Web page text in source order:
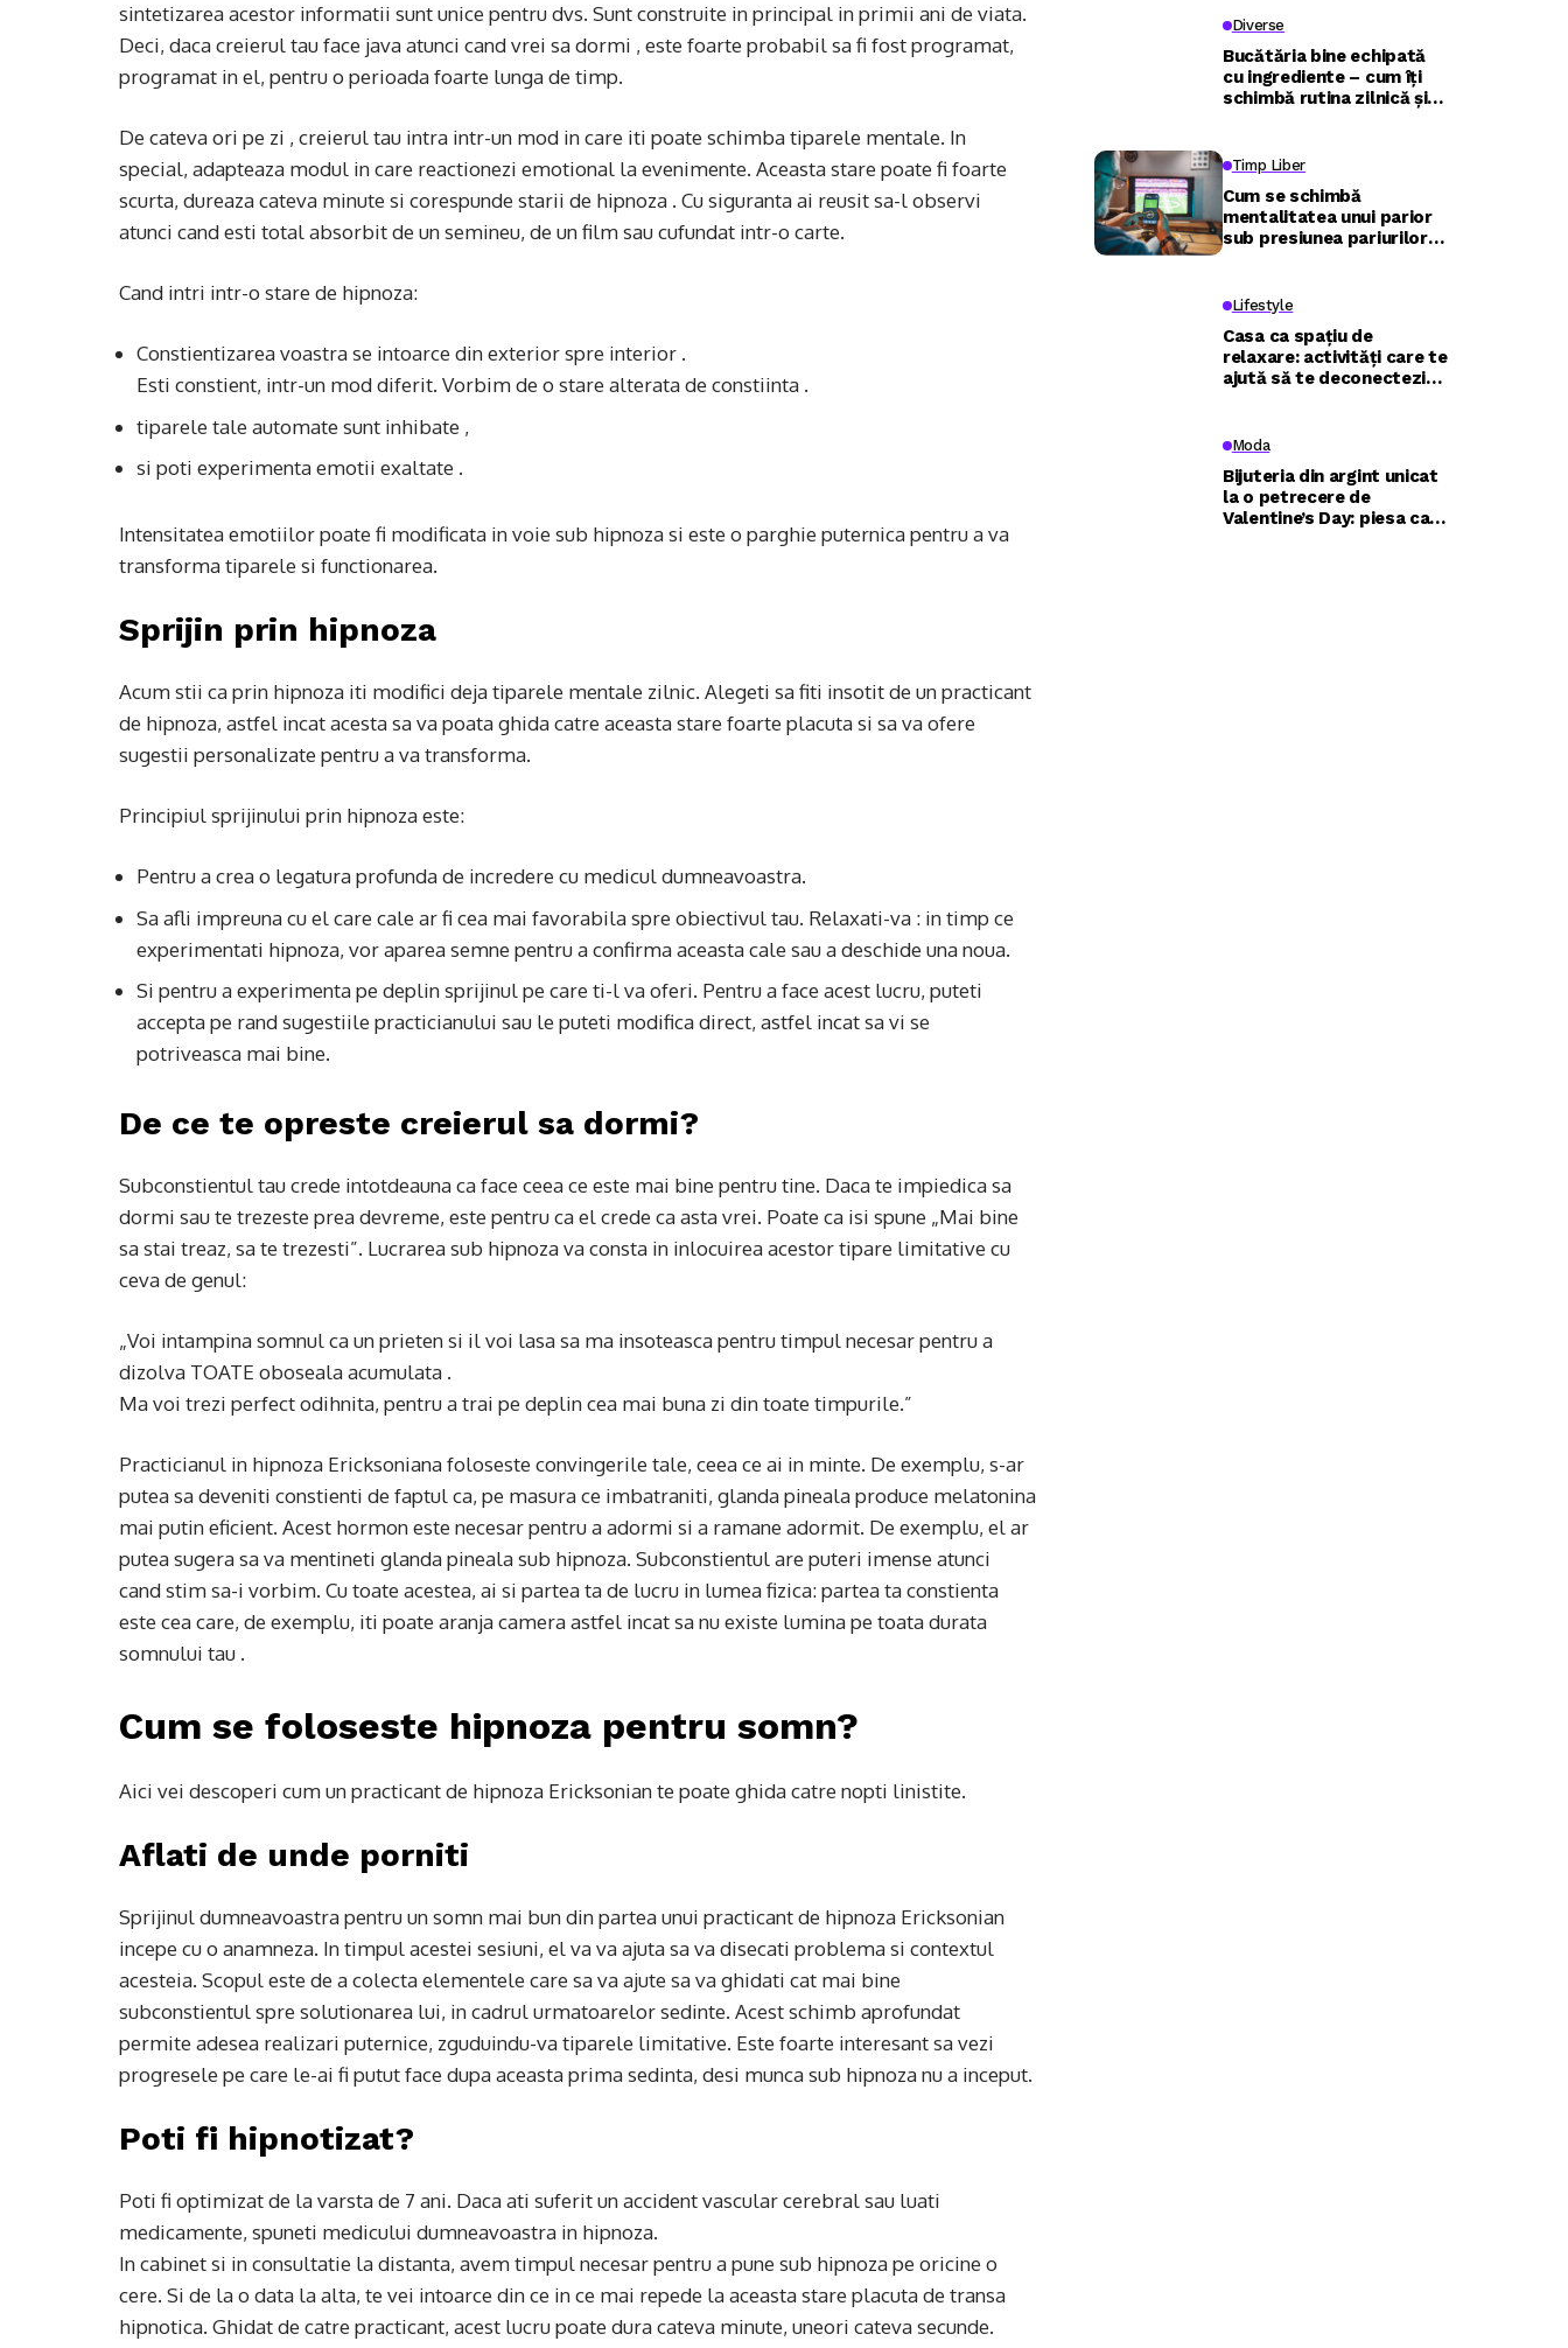
sintetizarea acestor informatii sunt unice pentru dvs. Sunt construite in principal in primii ani de viata.
Deci, daca creierul tau face java atunci cand vrei sa dormi , este foarte probabil sa fi fost programat,
programat in el, pentru o perioada foarte lunga de timp.
De cateva ori pe zi , creierul tau intra intr-un mod in care iti poate schimba tiparele mentale. In
special, adapteaza modul in care reactionezi emotional la evenimente. Aceasta stare poate fi foarte
scurta, dureaza cateva minute si corespunde starii de hipnoza . Cu siguranta ai reusit sa-l observi
atunci cand esti total absorbit de un semineu, de un film sau cufundat intr-o carte.
Cand intri intr-o stare de hipnoza:
Constientizarea voastra se intoarce din exterior spre interior .
Esti constient, intr-un mod diferit. Vorbim de o stare alterata de constiinta .
tiparele tale automate sunt inhibate ,
si poti experimenta emotii exaltate .
Intensitatea emotiilor poate fi modificata in voie sub hipnoza si este o parghie puternica pentru a va
transforma tiparele si functionarea.
Sprijin prin hipnoza
Acum stii ca prin hipnoza iti modifici deja tiparele mentale zilnic. Alegeti sa fiti insotit de un practicant
de hipnoza, astfel incat acesta sa va poata ghida catre aceasta stare foarte placuta si sa va ofere
sugestii personalizate pentru a va transforma.
Principiul sprijinului prin hipnoza este:
Pentru a crea o legatura profunda de incredere cu medicul dumneavoastra.
Sa afli impreuna cu el care cale ar fi cea mai favorabila spre obiectivul tau. Relaxati-va : in timp ce
experimentati hipnoza, vor aparea semne pentru a confirma aceasta cale sau a deschide una noua.
Si pentru a experimenta pe deplin sprijinul pe care ti-l va oferi. Pentru a face acest lucru, puteti
accepta pe rand sugestiile practicianului sau le puteti modifica direct, astfel incat sa vi se
potriveasca mai bine.
De ce te opreste creierul sa dormi?
Subconstientul tau crede intotdeauna ca face ceea ce este mai bine pentru tine. Daca te impiedica sa
dormi sau te trezeste prea devreme, este pentru ca el crede ca asta vrei. Poate ca isi spune „Mai bine
sa stai treaz, sa te trezesti”. Lucrarea sub hipnoza va consta in inlocuirea acestor tipare limitative cu
ceva de genul:
„Voi intampina somnul ca un prieten si il voi lasa sa ma insoteasca pentru timpul necesar pentru a
dizolva TOATE oboseala acumulata .
Ma voi trezi perfect odihnita, pentru a trai pe deplin cea mai buna zi din toate timpurile.”
Practicianul in hipnoza Ericksoniana foloseste convingerile tale, ceea ce ai in minte. De exemplu, s-ar
putea sa deveniti constienti de faptul ca, pe masura ce imbatraniti, glanda pineala produce melatonina
mai putin eficient. Acest hormon este necesar pentru a adormi si a ramane adormit. De exemplu, el ar
putea sugera sa va mentineti glanda pineala sub hipnoza. Subconstientul are puteri imense atunci
cand stim sa-i vorbim. Cu toate acestea, ai si partea ta de lucru in lumea fizica: partea ta constienta
este cea care, de exemplu, iti poate aranja camera astfel incat sa nu existe lumina pe toata durata
somnului tau .
Cum se foloseste hipnoza pentru somn?
Aici vei descoperi cum un practicant de hipnoza Ericksonian te poate ghida catre nopti linistite.
Aflati de unde porniti
Sprijinul dumneavoastra pentru un somn mai bun din partea unui practicant de hipnoza Ericksonian
incepe cu o anamneza. In timpul acestei sesiuni, el va va ajuta sa va disecati problema si contextul
acesteia. Scopul este de a colecta elementele care sa va ajute sa va ghidati cat mai bine
subconstientul spre solutionarea lui, in cadrul urmatoarelor sedinte. Acest schimb aprofundat
permite adesea realizari puternice, zguduindu-va tiparele limitative. Este foarte interesant sa vezi
progresele pe care le-ai fi putut face dupa aceasta prima sedinta, desi munca sub hipnoza nu a inceput.
Poti fi hipnotizat?
Poti fi optimizat de la varsta de 7 ani. Daca ati suferit un accident vascular cerebral sau luati
medicamente, spuneti medicului dumneavoastra in hipnoza.
In cabinet si in consultatie la distanta, avem timpul necesar pentru a pune sub hipnoza pe oricine o
cere. Si de la o data la alta, te vei intoarce din ce in ce mai repede la aceasta stare placuta de transa
hipnotica. Ghidat de catre practicant, acest lucru poate dura cateva minute, uneori cateva secunde.
Diverse
Bucătăria bine echipată
cu ingrediente – cum îți
schimbă rutina zilnică și
Timp Liber
Cum se schimbă
mentalitatea unui parior
sub presiunea pariurilor
Lifestyle
Casa ca spațiu de
relaxare: activități care te
ajută să te deconectezi
Moda
Bijuteria din argint unicat
la o petrecere de
Valentine’s Day: piesa care